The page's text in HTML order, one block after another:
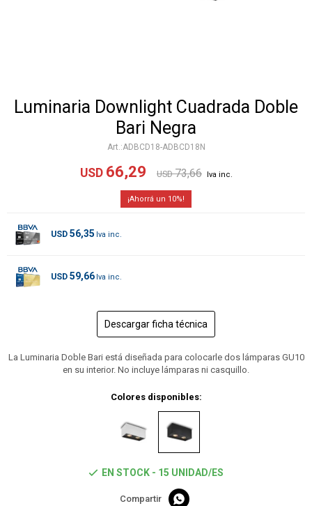
Luminaria Downlight Cuadrada Doble
Bari Negra
ADBCD18-ADBCD18N
USD 66,29 USD 73,66
10
USD 56,35
USD 59,66
Descargar ficha técnica
La Luminaria Doble Bari está diseñada para colocarle dos lámparas GU10
en su interior. No incluye lámparas ni casquillo.
Colores disponibles:
EN STOCK - 15 UNIDAD/ES
